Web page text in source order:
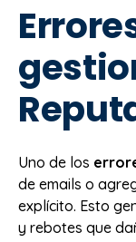
Uno de los
de emails o
explícito. Esto
y rebotes que